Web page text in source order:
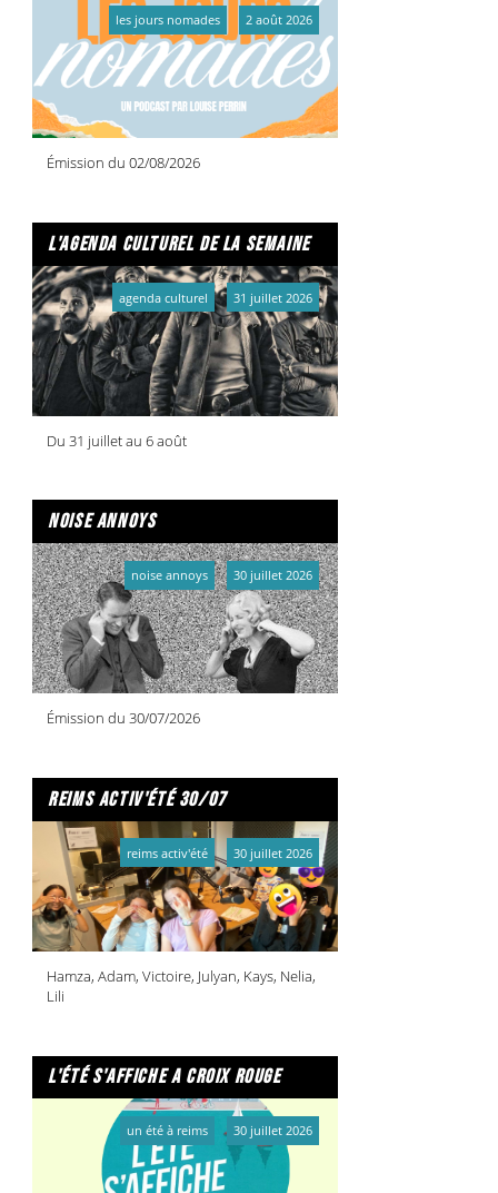
Émission du 02/08/2026
les jours nomades 2 août 2026
l'agenda culturel de la semaine
Du 31 juillet au 6 août
agenda culturel 31 juillet 2026
noise annoys
Émission du 30/07/2026
noise annoys 30 juillet 2026
reims activ'été 30/07
Hamza, Adam, Victoire, Julyan, Kays, Nelia,
Lili
reims activ'été 30 juillet 2026
l'été s'affiche a croix rouge
un été à reims 30 juillet 2026